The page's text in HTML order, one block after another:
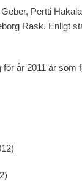
Pertti
Rask. Enligt
år 2011 är som